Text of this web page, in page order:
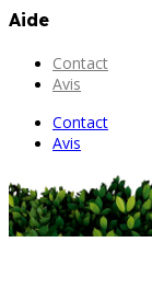
Aide
Contact
Avis
Contact
Avis